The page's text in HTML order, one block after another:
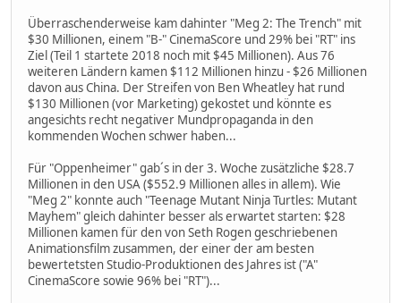
Überraschenderweise kam dahinter "Meg 2: The Trench" mit
$30 Millionen, einem "B-" CinemaScore und 29% bei "RT" ins
Ziel (Teil 1 startete 2018 noch mit $45 Millionen). Aus 76
weiteren Ländern kamen $112 Millionen hinzu - $26 Millionen
davon aus China. Der Streifen von Ben Wheatley hat rund
$130 Millionen (vor Marketing) gekostet und könnte es
angesichts recht negativer Mundpropaganda in den
kommenden Wochen schwer haben...
Für "Oppenheimer" gab´s in der 3. Woche zusätzliche $28.7
Millionen in den USA ($552.9 Millionen alles in allem). Wie
"Meg 2" konnte auch "Teenage Mutant Ninja Turtles: Mutant
Mayhem" gleich dahinter besser als erwartet starten: $28
Millionen kamen für den von Seth Rogen geschriebenen
Animationsfilm zusammen, der einer der am besten
bewertetsten Studio-Produktionen des Jahres ist ("A"
CinemaScore sowie 96% bei "RT")...